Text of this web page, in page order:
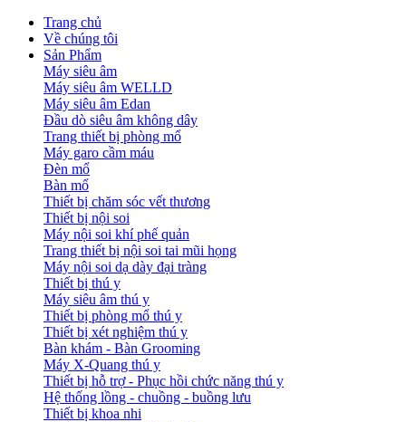
Trang chủ
Về chúng tôi
Sản Phẩm
Máy siêu âm
Máy siêu âm WELLD
Máy siêu âm Edan
Đầu dò siêu âm không dây
Trang thiết bị phòng mổ
Máy garo cầm máu
Đèn mổ
Bàn mổ
Thiết bị chăm sóc vết thương
Thiết bị nội soi
Máy nội soi khí phế quản
Trang thiết bị nội soi tai mũi họng
Máy nội soi dạ dày đại tràng
Thiết bị thú y
Máy siêu âm thú y
Thiết bị phòng mổ thú y
Thiết bị xét nghiệm thú y
Bàn khám - Bàn Grooming
Máy X-Quang thú y
Thiết bị hỗ trợ - Phục hồi chức năng thú y
Hệ thống lồng - chuồng - buồng lưu
Thiết bị khoa nhi